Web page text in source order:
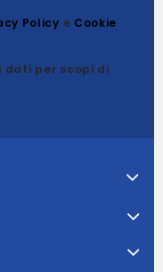
Policy e Cookie
dati per scopi di